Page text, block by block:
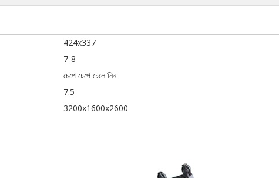
424x337
7-8
চেপে চেপে চেলে নিন
7.5
3200x1600x2600